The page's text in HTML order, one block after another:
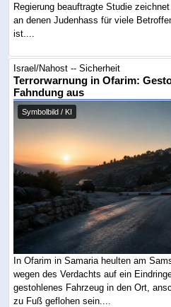
Regierung beauftragte Studie
an denen Judenhass für viele
ist....
Israel/Nahost -- Sicherheit
Terrorwarnung in Ofarim:
Fahndung aus
Symbolbild / KI
In Ofarim in Samaria heulten am
wegen des Verdachts auf ein
gestohlenes Fahrzeug in den Ort,
zu Fuß geflohen sein....